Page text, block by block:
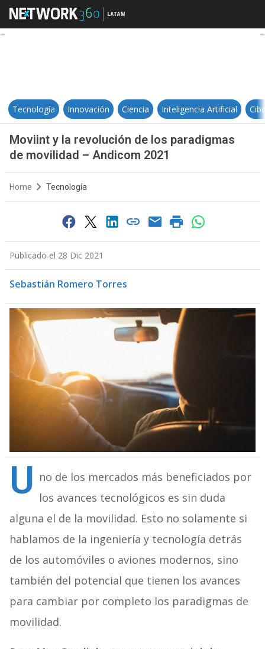
Moviint y la revolución de los
Tecnología Innovación Ciencia Inteligencia Artificial
Moviint y la revolución de los paradigmas
de movilidad – Andicom 2021
Home Tecnología
Publicado el 28 Dic 2021
Sebastián Romero Torres
U no de los mercados más beneficiados por
los avances tecnológicos es sin duda
alguna el de la movilidad. Esto no solamente si
hablamos de la ingeniería y tecnología detrás
de los automóviles o aviones modernos, sino
también del potencial que tienen los avances
para cambiar por completo los paradigmas de
movilidad.